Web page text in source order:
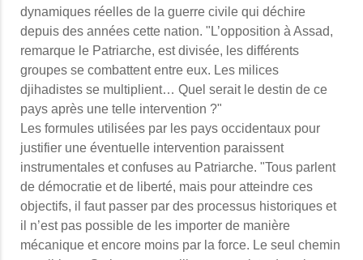
dynamiques réelles de la guerre civile qui déchire
depuis des années cette nation. "L’opposition à Assad,
remarque le Patriarche, est divisée, les différents
groupes se combattent entre eux. Les milices
djihadistes se multiplient… Quel serait le destin de ce
pays après une telle intervention ?"
Les formules utilisées par les pays occidentaux pour
justifier une éventuelle intervention paraissent
instrumentales et confuses au Patriarche. "Tous parlent
de démocratie et de liberté, mais pour atteindre ces
objectifs, il faut passer par des processus historiques et
il n’est pas possible de les importer de manière
mécanique et encore moins par la force. Le seul chemin